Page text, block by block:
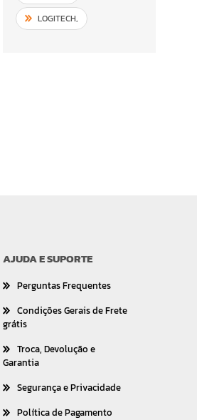
LOGITECH,
AJUDA E SUPORTE
Perguntas Frequentes
Condições Gerais de Frete
grátis
Troca, Devolução e
Garantia
Segurança e Privacidade
Política de Pagamento